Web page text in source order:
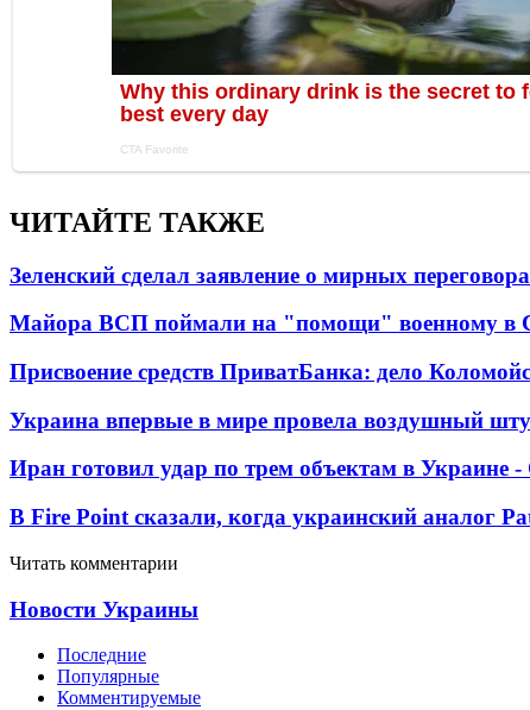
ЧИТАЙТЕ ТАКЖЕ
Зеленский сделал заявление о мирных
Майора ВСП поймали на "помощи" военному в
Присвоение средств ПриватБанка: дело
Украина впервые в мире провела воздушный
Иран готовил удар по трем объектам в
В Fire Point сказали, когда украинский аналог
Читать комментарии
Новости Украины
Последние
Популярные
Комментируемые